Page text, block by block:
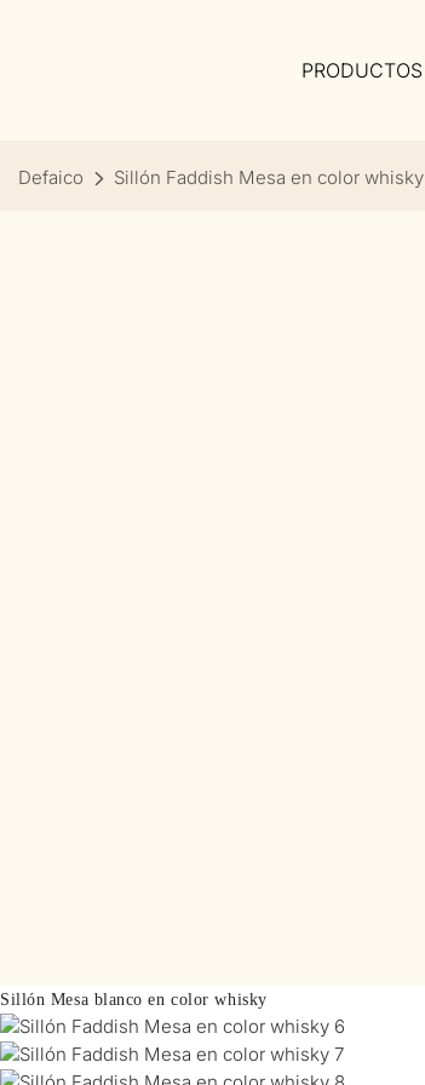
PRODUCTOS
Defaico Sillón Faddish Mesa en color whisky
Sillón Mesa blanco en color whisky